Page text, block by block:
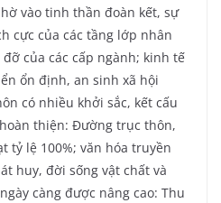
vào tinh thần đoàn kết, sự
cực của các tầng lớp nhân
của các cấp ngành; kinh tế
ổn định, an sinh xã hội
có nhiều khởi sắc, kết cấu
thiện: Đường trục thôn,
tỷ lệ 100%; văn hóa truyền
huy, đời sống vật chất và
càng được nâng cao: Thu